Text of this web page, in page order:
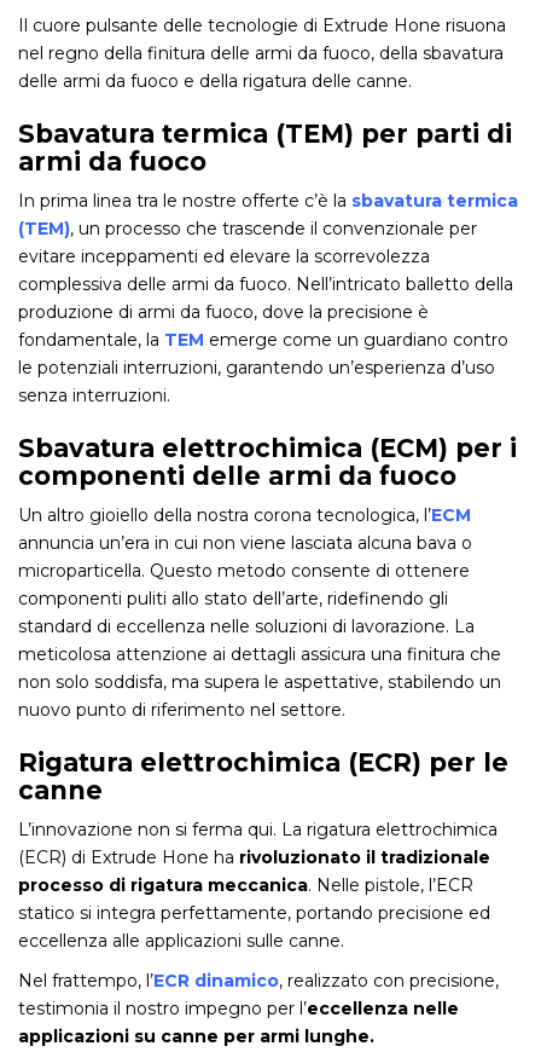
Il cuore pulsante delle tecnologie di Extrude Hone risuona
nel regno della finitura delle armi da fuoco, della sbavatura
delle armi da fuoco e della rigatura delle canne.
Sbavatura termica (TEM) per parti di
armi da fuoco
In prima linea tra le nostre offerte c’è la sbavatura termica
(TEM), un processo che trascende il convenzionale per
evitare inceppamenti ed elevare la scorrevolezza
complessiva delle armi da fuoco. Nell’intricato balletto della
produzione di armi da fuoco, dove la precisione è
fondamentale, la TEM emerge come un guardiano contro
le potenziali interruzioni, garantendo un’esperienza d’uso
senza interruzioni.
Sbavatura elettrochimica (ECM) per i
componenti delle armi da fuoco
Un altro gioiello della nostra corona tecnologica, l’ECM
annuncia un’era in cui non viene lasciata alcuna bava o
microparticella. Questo metodo consente di ottenere
componenti puliti allo stato dell’arte, ridefinendo gli
standard di eccellenza nelle soluzioni di lavorazione. La
meticolosa attenzione ai dettagli assicura una finitura che
non solo soddisfa, ma supera le aspettative, stabilendo un
nuovo punto di riferimento nel settore.
Rigatura elettrochimica (ECR) per le
canne
L’innovazione non si ferma qui. La rigatura elettrochimica
(ECR) di Extrude Hone ha rivoluzionato il tradizionale
processo di rigatura meccanica. Nelle pistole, l’ECR
statico si integra perfettamente, portando precisione ed
eccellenza alle applicazioni sulle canne.
Nel frattempo, l’ECR dinamico, realizzato con precisione,
testimonia il nostro impegno per l’eccellenza nelle
applicazioni su canne per armi lunghe.